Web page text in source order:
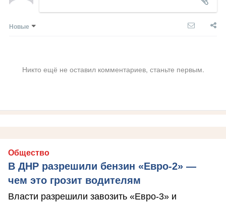
Новые
Никто ещё не оставил комментариев, станьте первым.
Общество
В ДНР разрешили бензин «Евро-2» —
чем это грозит водителям
Власти разрешили завозить «Евро-3» и